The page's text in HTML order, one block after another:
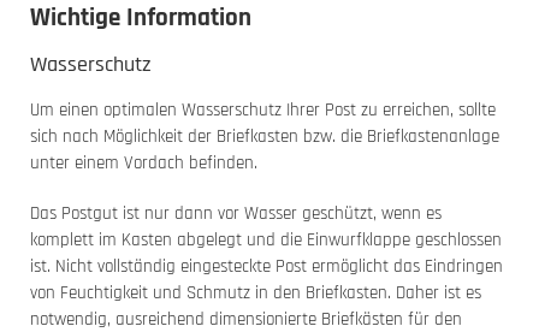
Wichtige Information
Wasserschutz
Um einen optimalen Wasserschutz Ihrer Post zu erreichen, sollte
sich nach Möglichkeit der Briefkasten bzw. die Briefkastenanlage
unter einem Vordach befinden.
Das Postgut ist nur dann vor Wasser geschützt, wenn es
komplett im Kasten abgelegt und die Einwurfklappe geschlossen
ist. Nicht vollständig eingesteckte Post ermöglicht das Eindringen
von Feuchtigkeit und Schmutz in den Briefkasten. Daher ist es
notwendig, ausreichend dimensionierte Briefkästen für den